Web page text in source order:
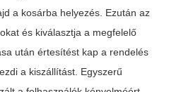
a kosárba helyezés. Ezután az
és kiválasztja a megfelelő
után értesítést kap a rendelés
a kiszállítást. Egyszerű